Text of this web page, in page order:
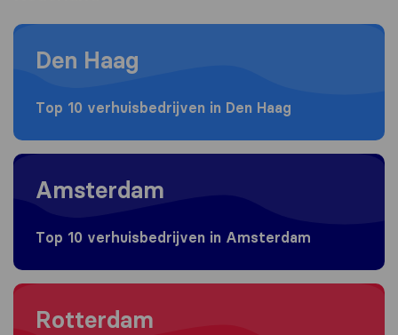
Moving to Den Haag
Den Haag
Top 10 verhuisbedrijven in Den Haag
Moving to Amsterdam
Amsterdam
Top 10 verhuisbedrijven in Amsterdam
Moving to Rotterdam
Rotterdam